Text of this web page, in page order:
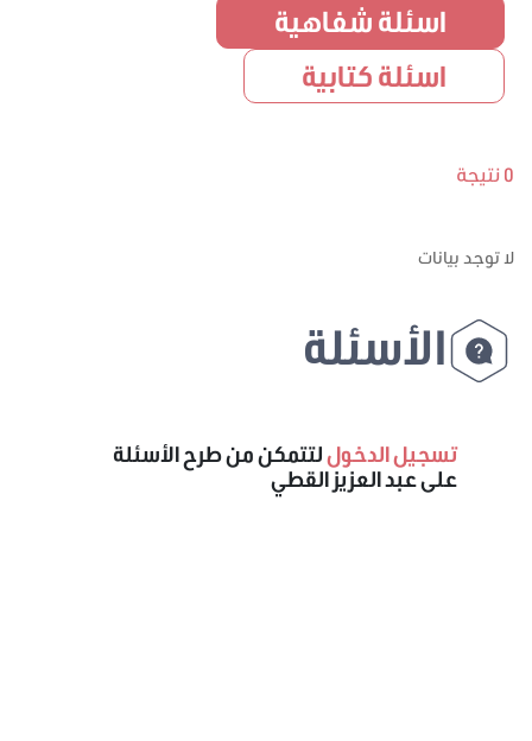
اسئلة شفاهية
اسئلة كتابية
0 نتيجة
لا توجد بيانات
الأسئلة
تسجيل الدخوللتتمكن من طرح الأسئلة
على عبد العزيز القطي